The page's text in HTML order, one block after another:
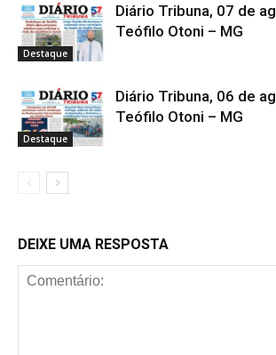
Destaque
Diário Tribuna, 07 de
Teófilo Otoni – MG
Destaque
Diário Tribuna, 06 de
Teófilo Otoni – MG
DEIXE UMA RESPOSTA